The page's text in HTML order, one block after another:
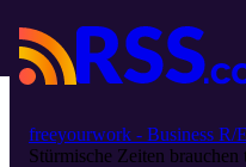
freeyourwork - Business R/
Stürmische Zeiten brauchen